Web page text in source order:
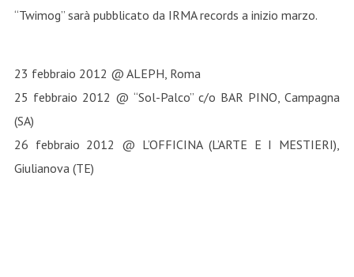
“Twimog” sarà pubblicato da IRMA records a inizio marzo.
23 febbraio 2012 @ ALEPH, Roma
25 febbraio 2012 @ “Sol-Palco” c/o BAR PINO, Campagna
(SA)
26 febbraio 2012 @ L’OFFICINA (L’ARTE E I MESTIERI),
Giulianova (TE)